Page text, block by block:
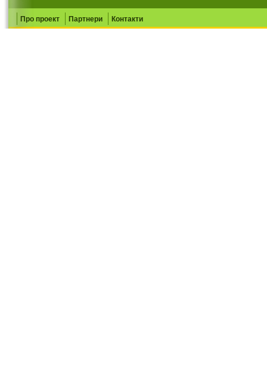
Про проект Партнери Контакти